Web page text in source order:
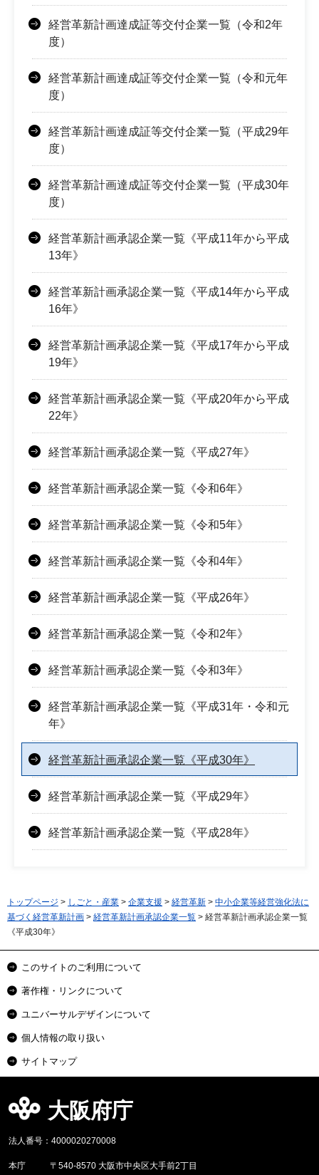
経営革新計画達成証等交付企業一覧（令和2年
度）
経営革新計画達成証等交付企業一覧（令和元年
度）
経営革新計画達成証等交付企業一覧（平成29年
度）
経営革新計画達成証等交付企業一覧（平成30年
度）
経営革新計画承認企業一覧《平成11年から平成
13年》
経営革新計画承認企業一覧《平成14年から平成
16年》
経営革新計画承認企業一覧《平成17年から平成
19年》
経営革新計画承認企業一覧《平成20年から平成
22年》
経営革新計画承認企業一覧《平成27年》
経営革新計画承認企業一覧《令和6年》
経営革新計画承認企業一覧《令和5年》
経営革新計画承認企業一覧《令和4年》
経営革新計画承認企業一覧《平成26年》
経営革新計画承認企業一覧《令和2年》
経営革新計画承認企業一覧《令和3年》
経営革新計画承認企業一覧《平成31年・令和元
年》
経営革新計画承認企業一覧《平成30年》
経営革新計画承認企業一覧《平成29年》
経営革新計画承認企業一覧《平成28年》
トップページ > しごと・産業 > 企業支援 > 経営革新 > 中小企業等経営強化法に
基づく経営革新計画 > 経営革新計画承認企業一覧 > 経営革新計画承認企業一覧
《平成30年》
このサイトのご利用について
著作権・リンクについて
ユニバーサルデザインについて
個人情報の取り扱い
サイトマップ
大阪府庁
法人番号：4000020270008
本庁 〒540-8570 大阪市中央区大手前2丁目